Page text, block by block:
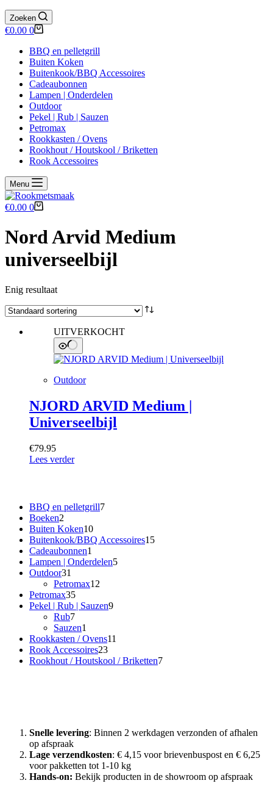
Zoeken
Winkelwagen
€0.00 0
BBQ en pelletgrill
Buiten Koken
Buitenkook/BBQ Accessoires
Cadeaubonnen
Lampen | Onderdelen
Outdoor
Pekel | Rub | Sauzen
Petromax
Rookkasten / Ovens
Rookhout / Houtskool / Briketten
Rook Accessoires
Menu
Winkelwagen
€0.00 0
Nord Arvid Medium
universeelbijl
Enig resultaat
UITVERKOCHT
Outdoor
NJORD ARVID Medium |
Universeelbijl
€79.95
Lees verder
BBQ en pelletgrill77
Boeken2
producten
Buiten Koken1010
producten
Buitenkook/BBQ Accessoires1515
Cadeaubonnen1
product
Lampen | Onderdelen55
Outdoor31
producten
Petromax12
Petromax3535
producten
Pekel | Rub | Sauzen99
Rub77
producten
Sauzen1
product
Rookkasten / Ovens11
Rook Accessoires2323
producten
Rookhout / Houtskool / Briketten77
Snelle levering: Binnen 2 werkdagen verzonden of afhalen
op afspraak
Lage verzendkosten: € 4,15 voor brievenbuspost en € 6,25
voor pakketten tot 1-10 kg
Hands-on: Bekijk producten in de showroom op afspraak